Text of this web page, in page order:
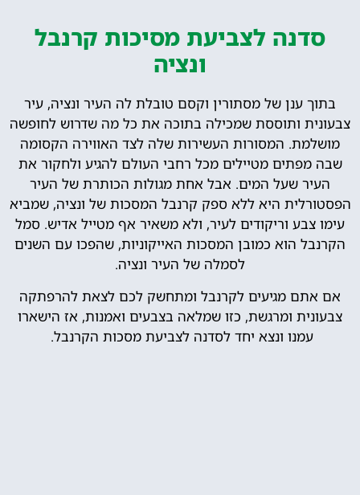
סדנה לצביעת מסיכות קרנבל
ונציה
בתוך ענן של מסתורין וקסם טובלת לה העיר ונציה, עיר
צבעונית ותוססת שמכילה בתוכה את כל מה שדרוש לחופשה
מושלמת. המסורות העשירות שלה לצד האווירה הקסומה
שבה מפתים מטיילים מכל רחבי העולם להגיע ולחקור את
העיר שעל המים. אבל אחת מגולות הכותרת של העיר
הפסטורלית היא ללא ספק קרנבל המסכות של ונציה, שמביא
עימו צבע וריקודים לעיר, ולא משאיר אף מטייל אדיש. סמל
הקרנבל הוא כמובן המסכות האייקוניות, שהפכו עם השנים
לסמלה של העיר ונציה.
אם אתם מגיעים לקרנבל ומתחשק לכם לצאת להרפתקה
צבעונית ומרגשת, כזו שמלאה בצבעים ואמנות, אז הישארו
עמנו ונצא יחד לסדנה לצביעת מסכות הקרנבל.